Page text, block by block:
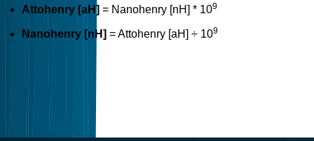
Attohenry [aH] = Nanohenry [nH] * 109
Nanohenry [nH] = Attohenry [aH] ÷ 109